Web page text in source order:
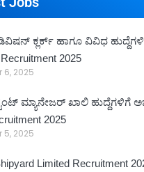
ಕ್ಲರ್ಕ್ ಹಾಗೂ ವಿವಿಧ
2025
6, 2025
ಮ್ಯಾನೇಜರ್ ಖಾಲಿ ಹುದ್ದೆಗಳಿಗೆ
2025
5, 2025
Limited Recruitment